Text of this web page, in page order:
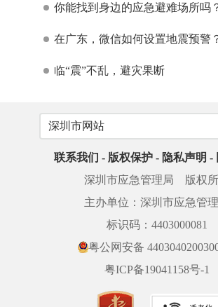
你能找到身边的应急避难场所吗
在广东，微信如何设置地震预警
临“震”不乱，避灾果断
联系我们 - 版权保护- 隐私声明 -
深圳市应急管理局 版权
主办单位：深圳市应急管
标识码：4403000081
粤公网安备
粤ICP备19041158号-1